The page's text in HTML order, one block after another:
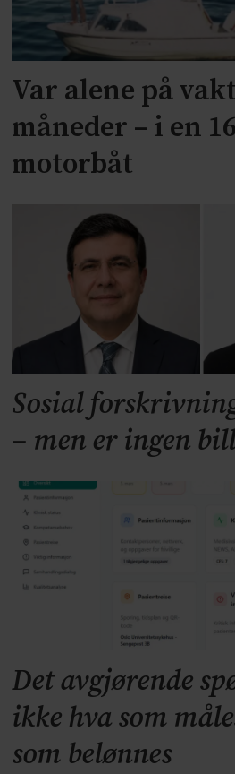
Var alene på
måneder – i en
motorbåt
Sosial
– men er ingen
Det avgjørende
ikke hva som
som belønnes